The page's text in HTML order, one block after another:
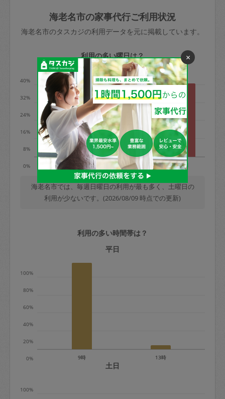
依頼者不在による当日キャンセル＝依頼
金額の100%＋交通費全額
※例：依頼日時／土曜日午前9時開始の場
合、水曜日午前9時以降はキャンセル料が
発生
水曜日9時〜金曜日9時まで＝依頼料金の
50%
金曜日9時～土曜日8時まで＝依頼金額の
100%
土曜日8時〜実施時間＝依頼金額の100%
＋交通費全額
依頼者不在による当日キャンセル＝依頼
金額の100%＋交通費全額
定期契約をキャンセルする場合、毎週定
期は月2回まで隔週定期は月1回までキャ
ンセル料は発生しません。それ以上はキ
※キャンセル料金の設定について：
きた場合は損害保険の対象外となるので
ご注意ください。
玉、など
あわせてこちらも参照ください：初めて
はありますか？
海老名市の家事代行ご利用状況
海老名市のタスカジの利用データを元に掲載しています。
利用の多い曜日は？
0%
8%
16%
24%
32%
40%
金 土 日
海老名市では、毎週日曜日の利用が最も多く、土曜日の
利用が少ないです。(2026/08/09 時点での更新)
利用の多い時間帯は？
平日
0%
20%
40%
60%
80%
100%
9時 13時
土日
100%
×